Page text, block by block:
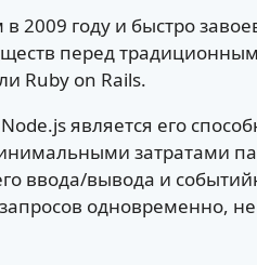
2009 году и быстро
перед
Ruby on Rails.
является его
затратами
ввода/вывода и
одновременно,